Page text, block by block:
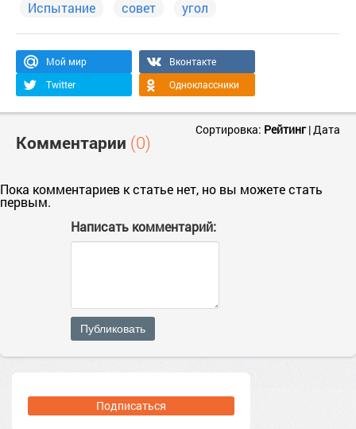
Испытание совет угол
Мой мир
Вконтакте
Twitter
Одноклассники
Комментарии (0)
Сортировка: Рейтинг|Дата
Пока комментариев к статье нет, но вы можете стать
первым.
Написать комментарий:
Публиковать
Подписаться